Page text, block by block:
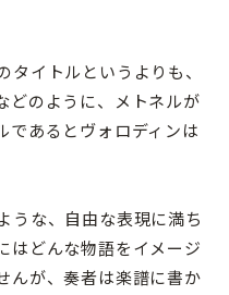
イトルというよりも、
どのように、メトネルが
であるとヴォロディンは
うな、自由な表現に満ち
はどんな物語をイメージ
んが、奏者は楽譜に書か